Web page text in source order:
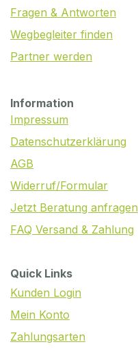
Fragen & Antworten
Wegbegleiter finden
Partner werden
Information
Impressum
Datenschutzerklärung
AGB
Widerruf/Formular
Jetzt Beratung anfragen
FAQ Versand & Zahlung
Quick Links
Kunden Login
Mein Konto
Zahlungsarten